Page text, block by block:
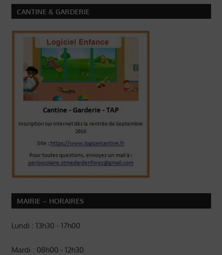
Presse
CANTINE & GARDERIE
MAIRIE – HORAIRES
Lundi : 13h30 - 17h00
Mardi : 08h00 - 12h30